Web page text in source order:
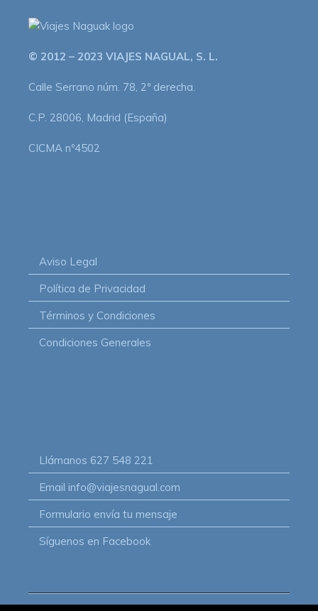
© 2012 – 2023 VIAJES NAGUAL, S. L.
Calle Serrano núm. 78, 2º derecha.
C.P. 28006, Madrid (España)
CICMA nº4502
Aviso Legal
Política de Privacidad
Términos y Condiciones
Condiciones Generales
Llámanos 627 548 221
Email info@viajesnagual.com
Formulario envía tu mensaje
Síguenos en Facebook